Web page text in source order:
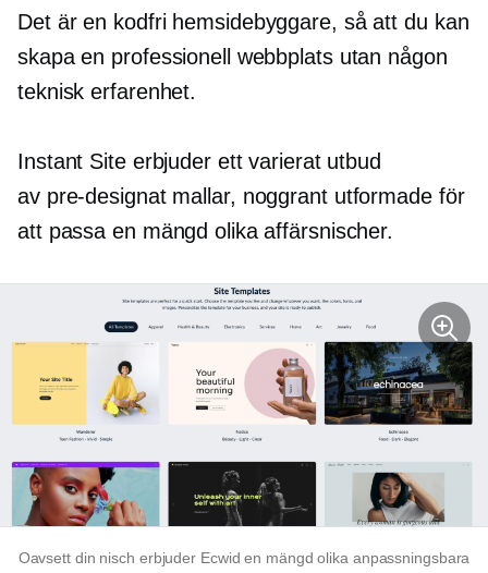
Det är en kodfrihemsidebyggare, så att du kan
skapa en professionell webbplats utan någon
teknisk erfarenhet.
Instant Site erbjuder ett varierat utbud
av pre-designatmallar, noggrant utformade för
att passa en mängd olika affärsnischer.
Oavsett din nisch erbjuder Ecwid en mängd olika anpassningsbara